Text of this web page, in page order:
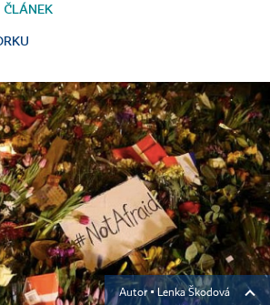
ČLÁNEK
Autor ▪Lenka Škodová